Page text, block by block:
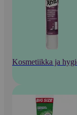
Kosmetiikka ja